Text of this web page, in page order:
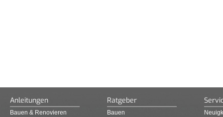
Anleitungen
Bauen & Renovieren
Ratgeber
Bauen